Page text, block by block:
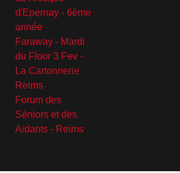
d'Epernay - 6ème
année
Faraway - Mardi
du Floor 3 Fev -
La Cartonnerie
Reims
Forum des
Séniors et des
Aidants - Reims